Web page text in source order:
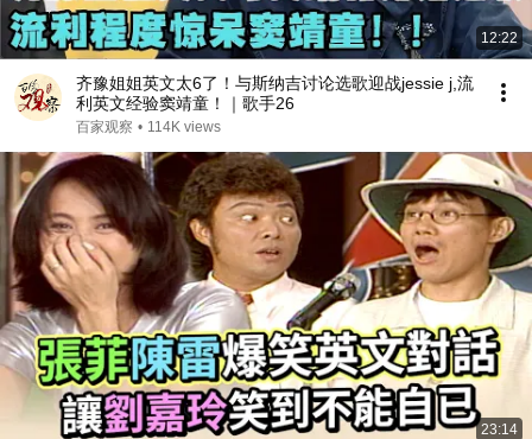
12:22
齐豫姐姐英文太6了！与斯纳吉讨论选歌迎战jessie j,流
利英文经验窦靖童！｜歌手26
百家观察 • 114K views
23:14